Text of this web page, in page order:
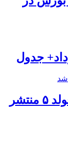
اولین تصاویر شیائومی میکس فولد ۵ منتشر